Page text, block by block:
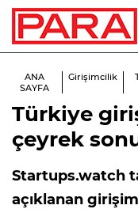
ANA
SAYFA
Girişimcilik
Türkiye
çeyrek
Startups.watch
açıklanan